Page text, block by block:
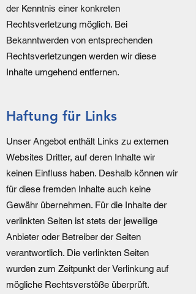
der Kenntnis einer konkreten
Rechtsverletzung möglich. Bei
Bekanntwerden von entsprechenden
Rechtsverletzungen werden wir diese
Inhalte umgehend entfernen.
Haftung für Links
Unser Angebot enthält Links zu externen
Websites Dritter, auf deren Inhalte wir
keinen Einfluss haben. Deshalb können wir
für diese fremden Inhalte auch keine
Gewähr übernehmen. Für die Inhalte der
verlinkten Seiten ist stets der jeweilige
Anbieter oder Betreiber der Seiten
verantwortlich. Die verlinkten Seiten
wurden zum Zeitpunkt der Verlinkung auf
mögliche Rechtsverstöße überprüft.